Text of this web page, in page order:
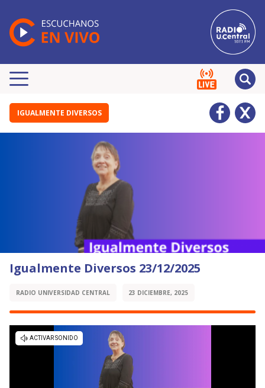
IGUALMENTE DIVERSOS
Igualmente Diversos 23/12/2025
RADIO UNIVERSIDAD CENTRAL 23 DICIEMBRE, 2025